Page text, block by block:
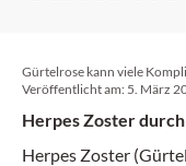
Gürtelrose kann viele
Veröffentlicht am: 5. März
Herpes Zoster
Herpes Zoster